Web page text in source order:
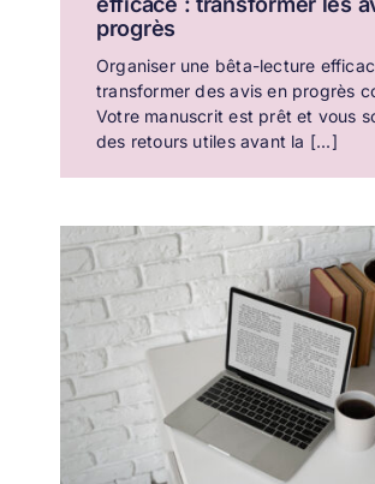
progrès
Organiser une bêta-lecture
transformer des avis en progrès
Votre manuscrit est prêt et vous
des retours utiles avant la [...]